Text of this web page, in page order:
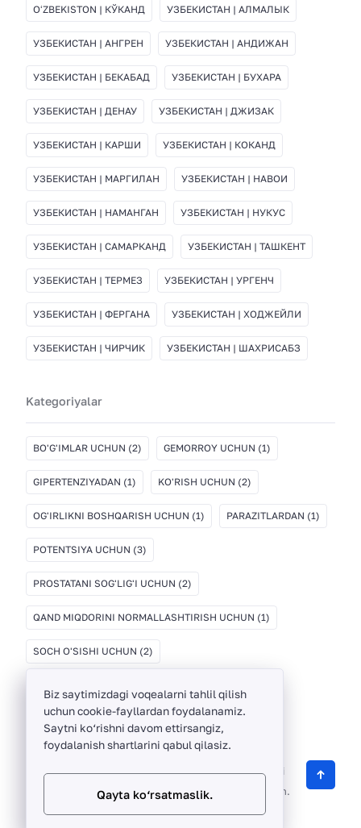
OʻZBEKISTON | КЎКАНД УЗБЕКИСТАН | АЛМАЛЫК
УЗБЕКИСТАН | АНГРЕН УЗБЕКИСТАН | АНДИЖАН
УЗБЕКИСТАН | БЕКАБАД УЗБЕКИСТАН | БУХАРА
УЗБЕКИСТАН | ДЕНАУ УЗБЕКИСТАН | ДЖИЗАК
УЗБЕКИСТАН | КАРШИ УЗБЕКИСТАН | КОКАНД
УЗБЕКИСТАН | МАРГИЛАН УЗБЕКИСТАН | НАВОИ
УЗБЕКИСТАН | НАМАНГАН УЗБЕКИСТАН | НУКУС
УЗБЕКИСТАН | САМАРКАНД УЗБЕКИСТАН | ТАШКЕНТ
УЗБЕКИСТАН | ТЕРМЕЗ УЗБЕКИСТАН | УРГЕНЧ
УЗБЕКИСТАН | ФЕРГАНА УЗБЕКИСТАН | ХОДЖЕЙЛИ
УЗБЕКИСТАН | ЧИРЧИК УЗБЕКИСТАН | ШАХРИСАБЗ
Kategoriyalar
BO'G'IMLAR UCHUN (2) GEMORROY UCHUN (1)
GIPERTENZIYADAN (1) KO'RISH UCHUN (2)
OG'IRLIKNI BOSHQARISH UCHUN (1) PARAZITLARDAN (1)
POTENTSIYA UCHUN (3)
PROSTATANI SOG'LIG'I UCHUN (2)
QAND MIQDORINI NORMALLASHTIRISH UCHUN (1)
SOCH O'SISHI UCHUN (2)
ThinkBayTech © 2012 -2026
O‘zbekistonda sifatli
biologik faol qo‘shimchalarni sotuvchi onlayn do‘kon.
Biz saytimizdagi voqealarni tahlil qilish
uchun cookie-fayllardan foydalanamiz.
Saytni ko‘rishni davom ettirsangiz,
foydalanish shartlarini qabul qilasiz.
Qayta ko‘rsatmaslik.